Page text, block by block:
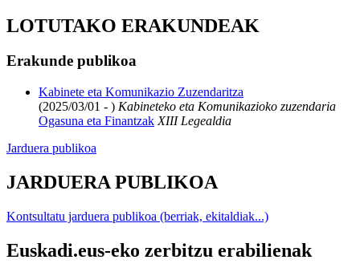
LOTUTAKO ERAKUNDEAK
Erakunde publikoa
Kabinete eta Komunikazio Zuzendaritza
(2025/03/01 - ) Kabineteko eta Komunikazioko zuzendaria
Ogasuna eta Finantzak XIII Legealdia
Jarduera publikoa
JARDUERA PUBLIKOA
Kontsultatu jarduera publikoa (berriak, ekitaldiak...)
Euskadi.eus-eko zerbitzu erabilienak